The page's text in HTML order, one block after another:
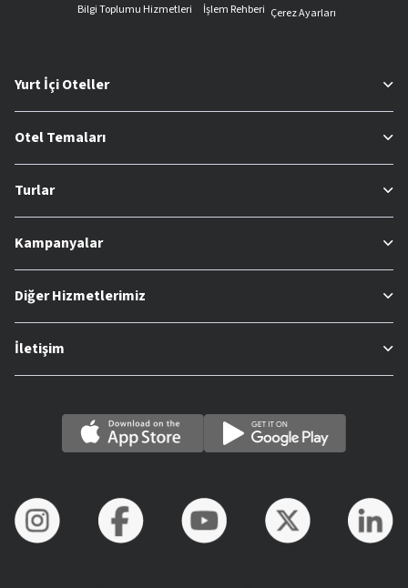
Bilgi Toplumu Hizmetleri
İşlem Rehberi Çerez Ayarları
Yurt İçi Oteller
Otel Temaları
Turlar
Kampanyalar
Diğer Hizmetlerimiz
İletişim